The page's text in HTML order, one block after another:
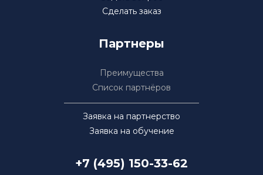
Сделать заказ
Партнеры
Преимущества
Список партнёров
Заявка на партнерство
Заявка на обучение
+7 (495) 150-33-62